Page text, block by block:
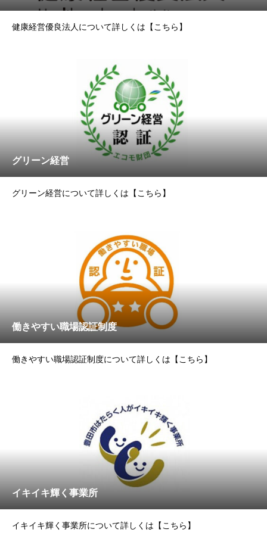
健康経営優良法人について詳しくは【こちら】
グリーン経営
グリーン経営について詳しくは【こちら】
働きやすい職場認証制度
働きやすい職場認証制度について詳しくは【こちら】
イキイキ輝く事業所
イキイキ輝く事業所について詳しくは【こちら】